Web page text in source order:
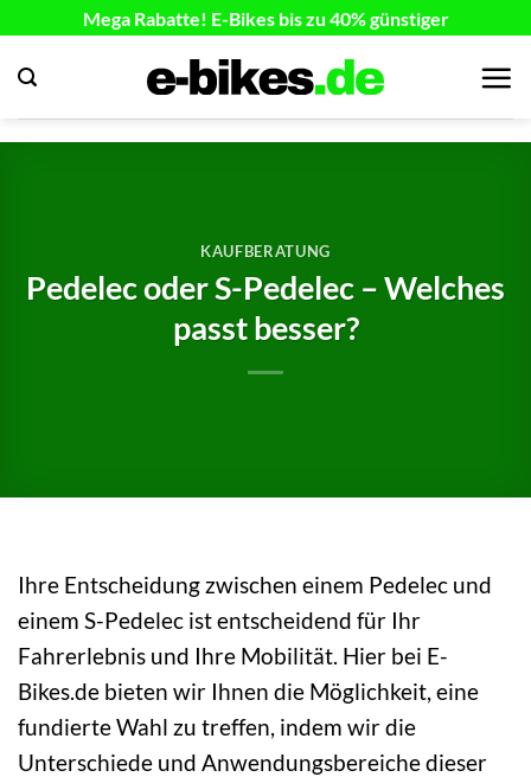
springen
Mega Rabatte! E-Bikes bis zu 40% günstiger
KAUFBERATUNG
Pedelec oder S-Pedelec – Welches
passt besser?
Ihre Entscheidung zwischen einem Pedelec und
einem S-Pedelec ist entscheidend für Ihr
Fahrerlebnis und Ihre Mobilität. Hier bei E-
Bikes.de bieten wir Ihnen die Möglichkeit, eine
fundierte Wahl zu treffen, indem wir die
Unterschiede und Anwendungsbereiche dieser